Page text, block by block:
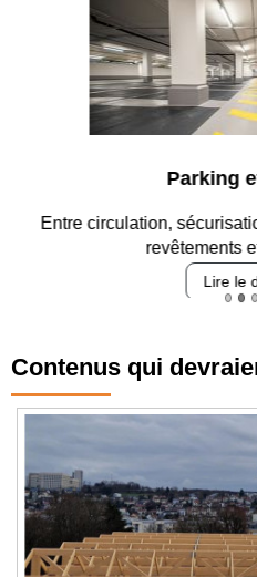
Parking
Entre circulation,
revêtements
Lire le
Contenus qui